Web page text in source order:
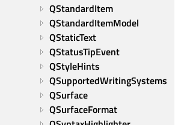
QStandardItem
QStandardItemModel
QStaticText
QStatusTipEvent
QStyleHints
QSupportedWritingSystems
QSurface
QSurfaceFormat